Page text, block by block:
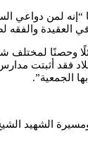
“إنه لمن
في العقيدة
وحصنًا
فقد أثبتت
الجمعية”.
الشهيد الشيخ